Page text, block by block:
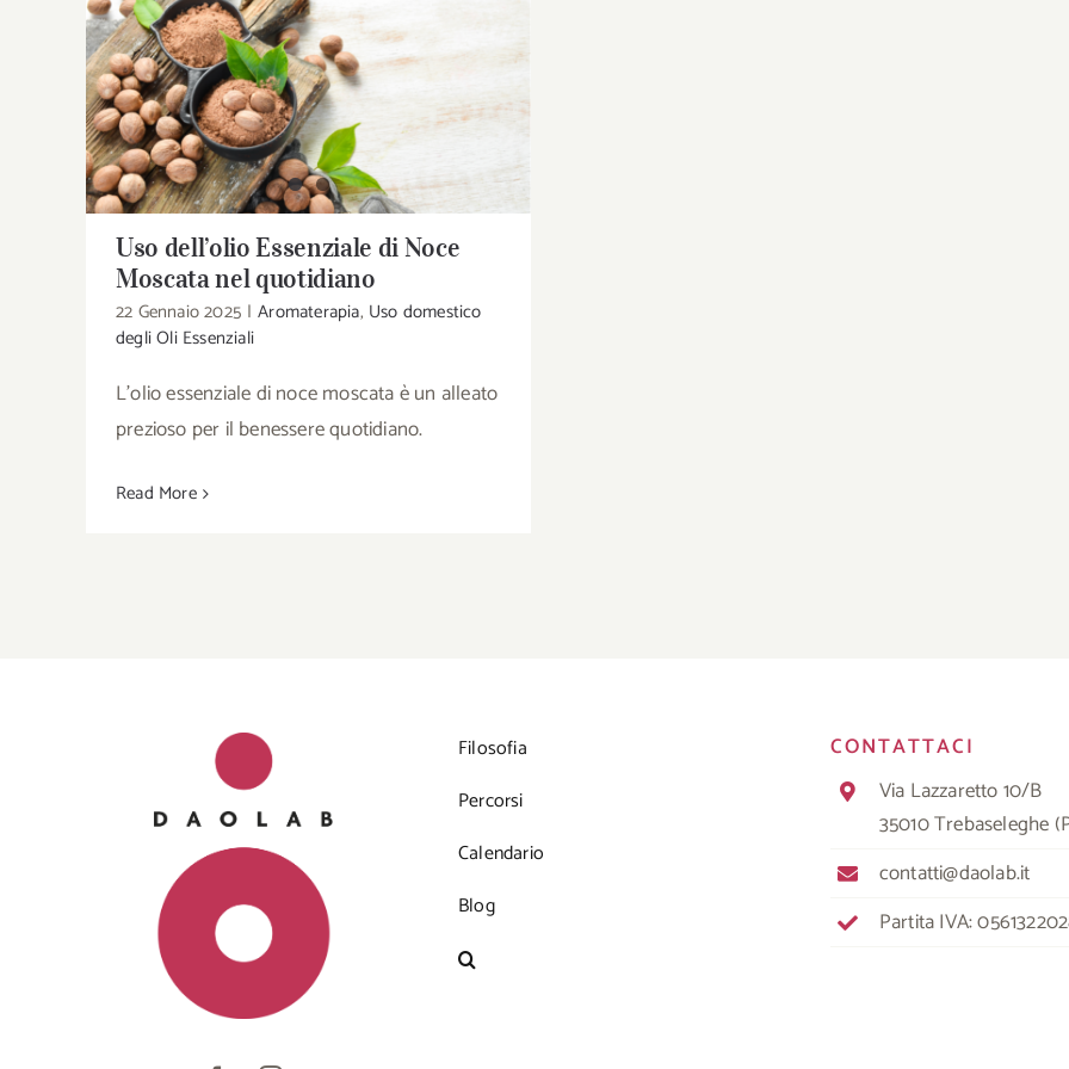
Uso dell’olio Essenziale di Noce Moscata
nel quotidiano
Uso dell’olio Essenziale di Noce
Moscata nel quotidiano
22 Gennaio 2025 | Aromaterapia, Uso domestico
degli Oli Essenziali
L'olio essenziale di noce moscata è un alleato
prezioso per il benessere quotidiano.
Read More
Filosofia
Percorsi
Calendario
Blog
CONTATTACI
Via Lazzaretto 10/B
35010 Trebaseleghe
contatti@daolab.it
Partita IVA: